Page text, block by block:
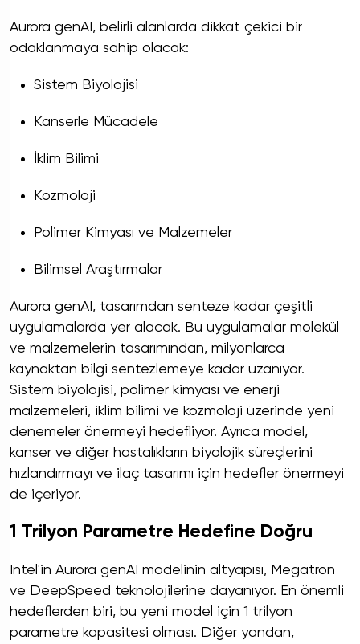
Aurora genAI, belirli alanlarda dikkat çekici bir
odaklanmaya sahip olacak:
Sistem Biyolojisi
Kanserle Mücadele
İklim Bilimi
Kozmoloji
Polimer Kimyası ve Malzemeler
Bilimsel Araştırmalar
Aurora genAI, tasarımdan senteze kadar çeşitli
uygulamalarda yer alacak. Bu uygulamalar molekül
ve malzemelerin tasarımından, milyonlarca
kaynaktan bilgi sentezlemeye kadar uzanıyor.
Sistem biyolojisi, polimer kimyası ve enerji
malzemeleri, iklim bilimi ve kozmoloji üzerinde yeni
denemeler önermeyi hedefliyor. Ayrıca model,
kanser ve diğer hastalıkların biyolojik süreçlerini
hızlandırmayı ve ilaç tasarımı için hedefler önermeyi
de içeriyor.
1 Trilyon Parametre Hedefine Doğru
Intel'in Aurora genAI modelinin altyapısı, Megatron
ve DeepSpeed teknolojilerine dayanıyor. En önemli
hedeflerden biri, bu yeni model için 1 trilyon
parametre kapasitesi olması. Diğer yandan,